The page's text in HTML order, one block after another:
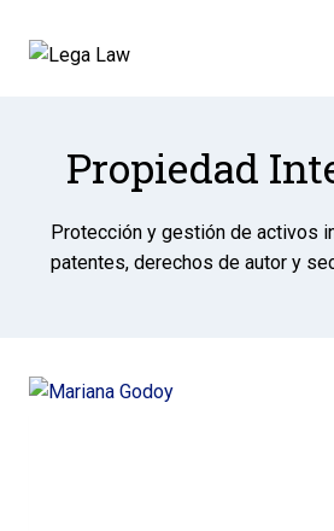
Propiedad
Protección y gestión de activos
patentes, derechos de autor y